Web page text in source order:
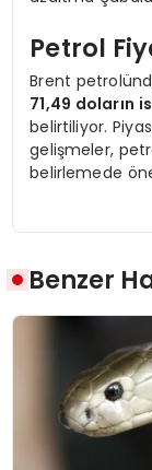
Petrol
Brent
71,49 doların
belirtiliyor.
gelişmeler,
belirlemede
Benzer